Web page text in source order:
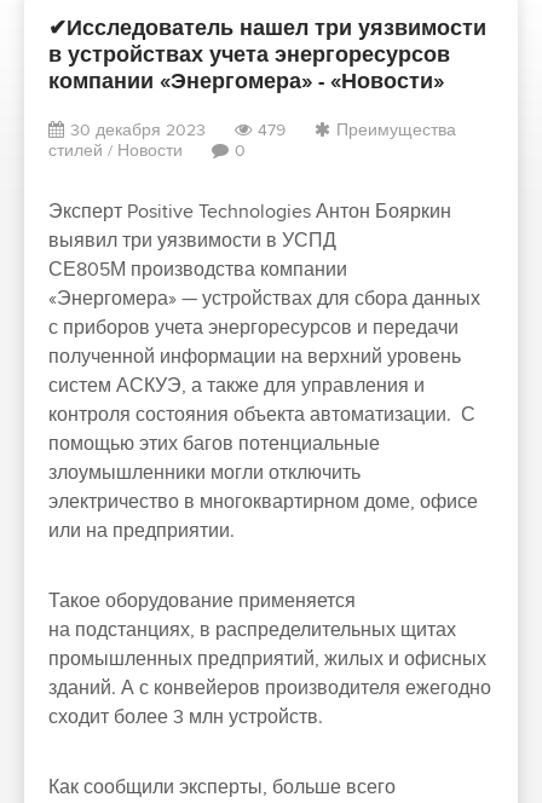
✔Исследователь нашел три уязвимости
в устройствах учета энергоресурсов
компании «Энергомера» - «Новости»
30 декабря 2023 479
Преимущества
стилей / Новости 0
Эксперт Positive Technologies Антон Бояркин
выявил три уязвимости в УСПД
СЕ805М производства компании
«Энергомера» — устройствах для сбора данных
с приборов учета энергоресурсов и передачи
полученной информации на верхний уровень
систем АСКУЭ, а также для управления и
контроля состояния объекта автоматизации. С
помощью этих багов потенциальные
злоумышленники могли отключить
электричество в многоквартирном доме, офисе
или на предприятии.
Такое оборудование применяется
на подстанциях, в распределительных щитах
промышленных предприятий, жилых и офисных
зданий. А с конвейеров производителя ежегодно
сходит более 3 млн устройств.
Как сообщили эксперты, больше всего